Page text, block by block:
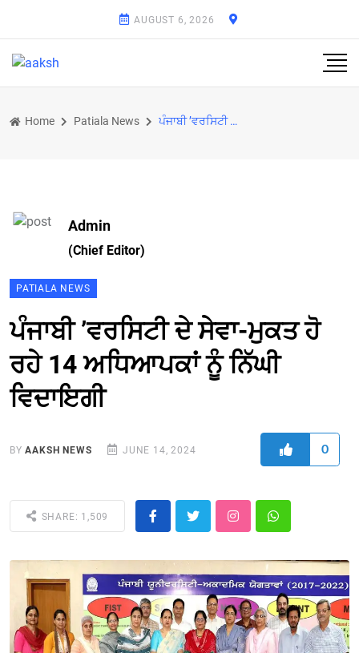
AUGUST 6, 2026
Home Patiala News ਪੰਜਾਬੀ ’ਵਰਸਿਟੀ ਦੇ ਸੇਵਾ-ਮੁਕਤ ਹੋ ਰਹੇ 14 ਅਧਿਆਪਕਾਂ ਨੂੰ ਨਿੱਘੀ ਵਿਦਾਇਗੀ
Admin
(Chief Editor)
PATIALA NEWS
ਪੰਜਾਬੀ ’ਵਰਸਿਟੀ ਦੇ ਸੇਵਾ-ਮੁਕਤ ਹੋ
ਰਹੇ 14 ਅਧਿਆਪਕਾਂ ਨੂੰ ਨਿੱਘੀ
ਵਿਦਾਇਗੀ
BYAAKSH NEWS JUNE 14, 2024 0
SHARE: 1,509